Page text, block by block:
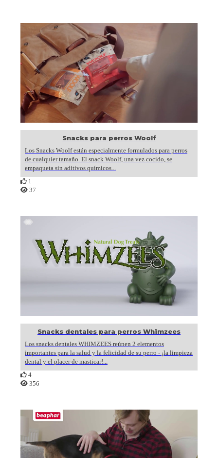
Snacks para perros Woolf
Los Snacks Woolf están especialmente formulados para perros
de cualquier tamaño. El snack Woolf, una vez cocido, se
empaqueta sin aditivos químicos...
1
37
Snacks dentales para perros Whimzees
Los snacks dentales WHIMZEES reúnen 2 elementos
importantes para la salud y la felicidad de su perro - ¡la limpieza
dental y el placer de masticar!...
4
356